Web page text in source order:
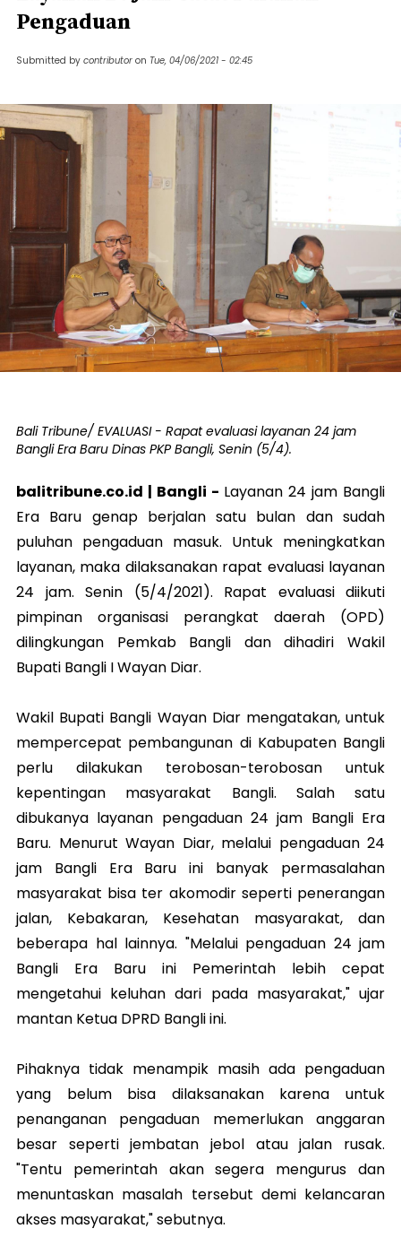
Pengaduan
Submitted by contributor on Tue, 04/06/2021 - 02:45
Bali Tribune/ EVALUASI - Rapat evaluasi layanan 24 jam
Bangli Era Baru Dinas PKP Bangli, Senin (5/4).
balitribune.co.id | Bangli - Layanan 24 jam Bangli
Era Baru genap berjalan satu bulan dan sudah
puluhan pengaduan masuk. Untuk meningkatkan
layanan, maka dilaksanakan rapat evaluasi layanan
24 jam. Senin (5/4/2021). Rapat evaluasi diikuti
pimpinan organisasi perangkat daerah (OPD)
dilingkungan Pemkab Bangli dan dihadiri Wakil
Bupati Bangli I Wayan Diar.
Wakil Bupati Bangli Wayan Diar mengatakan, untuk
mempercepat pembangunan di Kabupaten Bangli
perlu dilakukan terobosan-terobosan untuk
kepentingan masyarakat Bangli. Salah satu
dibukanya layanan pengaduan 24 jam Bangli Era
Baru. Menurut Wayan Diar, melalui pengaduan 24
jam Bangli Era Baru ini banyak permasalahan
masyarakat bisa ter akomodir seperti penerangan
jalan, Kebakaran, Kesehatan masyarakat, dan
beberapa hal lainnya. "Melalui pengaduan 24 jam
Bangli Era Baru ini Pemerintah lebih cepat
mengetahui keluhan dari pada masyarakat," ujar
mantan Ketua DPRD Bangli ini.
Pihaknya tidak menampik masih ada pengaduan
yang belum bisa dilaksanakan karena untuk
penanganan pengaduan memerlukan anggaran
besar seperti jembatan jebol atau jalan rusak.
"Tentu pemerintah akan segera mengurus dan
menuntaskan masalah tersebut demi kelancaran
akses masyarakat," sebutnya.